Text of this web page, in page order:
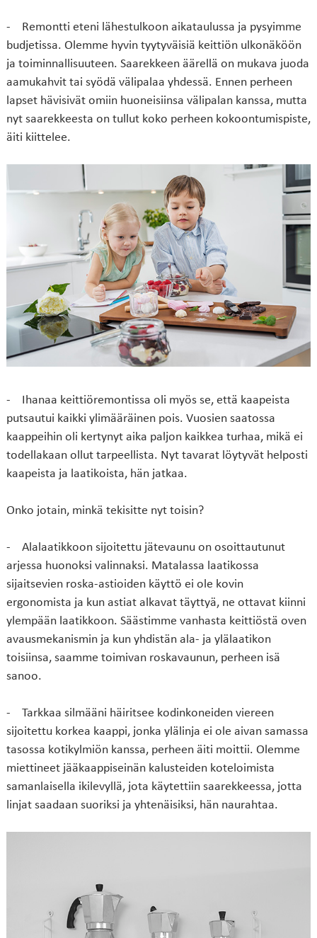
- Remontti eteni lähestulkoon aikataulussa ja pysyimme
budjetissa. Olemme hyvin tyytyväisiä keittiön ulkonäköön
ja toiminnallisuuteen. Saarekkeen äärellä on mukava juoda
aamukahvit tai syödä välipalaa yhdessä. Ennen perheen
lapset hävisivät omiin huoneisiinsa välipalan kanssa, mutta
nyt saarekkeesta on tullut koko perheen kokoontumispiste,
äiti kiittelee.
- Ihanaa keittiöremontissa oli myös se, että kaapeista
putsautui kaikki ylimääräinen pois. Vuosien saatossa
kaappeihin oli kertynyt aika paljon kaikkea turhaa, mikä ei
todellakaan ollut tarpeellista. Nyt tavarat löytyvät helposti
kaapeista ja laatikoista, hän jatkaa.
Onko jotain, minkä tekisitte nyt toisin?
- Alalaatikkoon sijoitettu jätevaunu on osoittautunut
arjessa huonoksi valinnaksi. Matalassa laatikossa
sijaitsevien roska-astioiden käyttö ei ole kovin
ergonomista ja kun astiat alkavat täyttyä, ne ottavat kiinni
ylempään laatikkoon. Säästimme vanhasta keittiöstä oven
avausmekanismin ja kun yhdistän ala- ja ylälaatikon
toisiinsa, saamme toimivan roskavaunun, perheen isä
sanoo.
- Tarkkaa silmääni häiritsee kodinkoneiden viereen
sijoitettu korkea kaappi, jonka ylälinja ei ole aivan samassa
tasossa kotikylmiön kanssa, perheen äiti moittii. Olemme
miettineet jääkaappiseinän kalusteiden koteloimista
samanlaisella ikilevyllä, jota käytettiin saarekkeessa, jotta
linjat saadaan suoriksi ja yhtenäisiksi, hän naurahtaa.